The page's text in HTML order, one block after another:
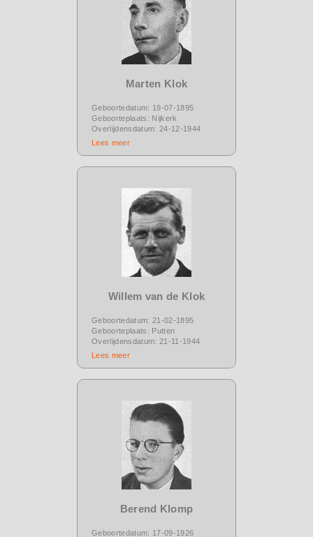
Marten Klok
Geboortedatum: 19-07-1895
Geboorteplaats: Nijkerk
Overlijdensdatum: 24-12-1944
Lees meer
Willem van de Klok
Geboortedatum: 21-02-1895
Geboorteplaats: Putten
Overlijdensdatum: 21-11-1944
Lees meer
Berend Klomp
Geboortedatum: 17-09-1926